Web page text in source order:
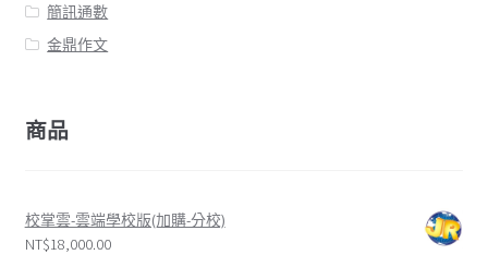
簡訊通數
金鼎作文
商品
校掌雲-雲端學校版(加購-分校)
NT$18,000.00